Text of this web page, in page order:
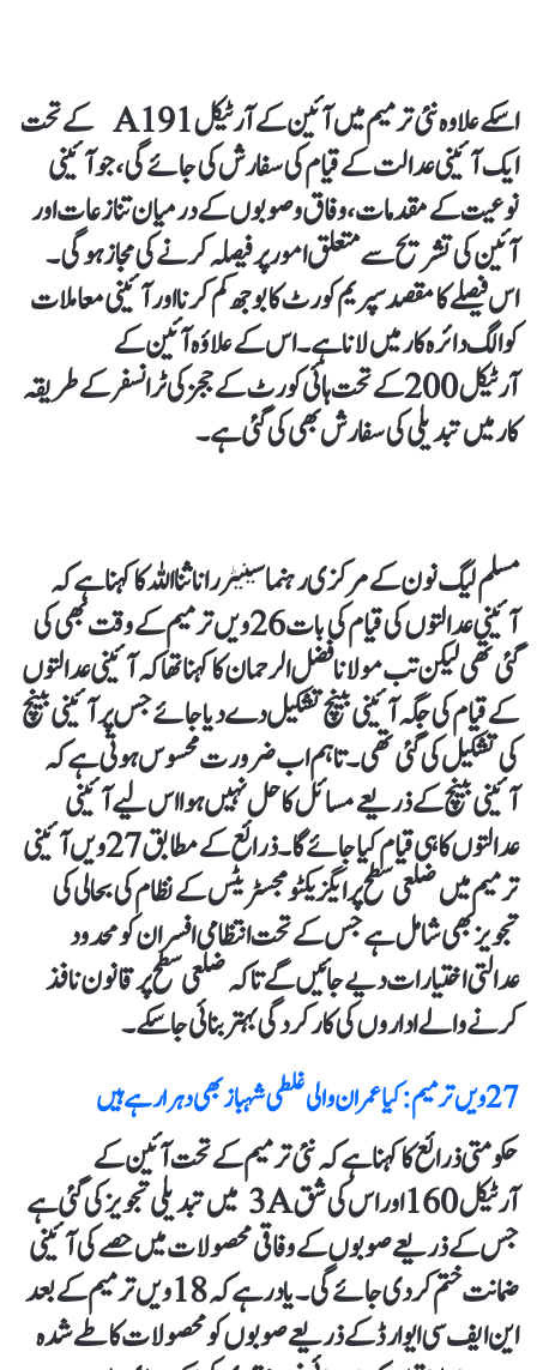
اسکے علاوہ نئی ترمیم میں آئین کے آرٹیکل 191 A کے تحت
ایک آئینی عدالت کے قیام کی سفارش کی جائے گی، جو آئینی
نوعیت کے مقدمات، وفاق و صوبوں کے درمیان تنازعات اور
آئین کی تشریح سے متعلق امور پر فیصلہ کرنے کی مجاز ہوگی۔
اس فیصلے کا مقصد سپریم کورٹ کا بوجھ کم کرنا اور آئینی معاملات
کو الگ دائرہ کار میں لانا ہے۔ اس کے علاؤہ آئین کے
آرٹیکل 200 کے تحت ہائی کورٹ کے ججز کی ٹرانسفر کے طریقہ
کار میں تبدیلی کی سفارش بھی کی گئی ہے۔
مسلم لیگ نون کے مرکزی رہنما سینیٹر رانا ثنا اللہ کا کہنا ہے کہ
آئینی عدالتوں کی قیام کی بات 26ویں ترمیم کے وقت بھی کی
گئی تھی لیکن تب مولانا فضل الرحمان کا کہنا تھا کہ آئینی عدالتوں
کے قیام کی جگہ آئینی بینچ تشکیل دے دیا جائے جس پر آئینی بینچ
کی تشکیل کی گئی تھی۔ تاہم اب ضرورت محسوس ہوتی ہے کہ
آئینی بینچ کے ذریعے مسائل کا حل نہیں ہوا اس لیے آئینی
عدالتوں کا ہی قیام کیا جائے گا۔ ذرائع کے مطابق 27ویں آئینی
ترمیم میں ضلعی سطح پر ایگزیکٹو مجسٹریٹس کے نظام کی بحالی کی
تجویز بھی شامل ہے جس کے تحت انتظامی افسران کو محدود
عدالتی اختیارات دیے جائیں گے تاکہ ضلعی سطح پر قانون نافذ
کرنے والے اداروں کی کارکردگی بہتر بنائی جا سکے۔
27 ویں ترمیم: کیا عمران والی غلطی شہباز بھی دہرا رہے ہیں
حکومتی ذرائع کا کہنا ہے کہ نئی ترمیم کے تحت آئین کے
آرٹیکل 160 اور اس کی شق 3A میں تبدیلی تجویز کی گئی ہے
جس کے ذریعے صوبوں کے وفاقی محصولات میں حصے کی آئینی
ضمانت ختم کر دی جائے گی۔ یاد رہے کہ 18ویں ترمیم کے بعد
این ایف سی ایوارڈ کے ذریعے صوبوں کو محصولات کا طے شدہ